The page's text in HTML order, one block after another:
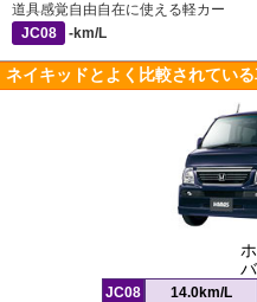
道具感覚自由自在に使える軽カー
JC08
-km/L
ネイキッドとよく比較されてい
JC08 14.0km/L